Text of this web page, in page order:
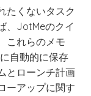
たくないタスク
、JotMeのクイ
これらのメモ
自動的に保存
とローンチ計画
ーアップに関す